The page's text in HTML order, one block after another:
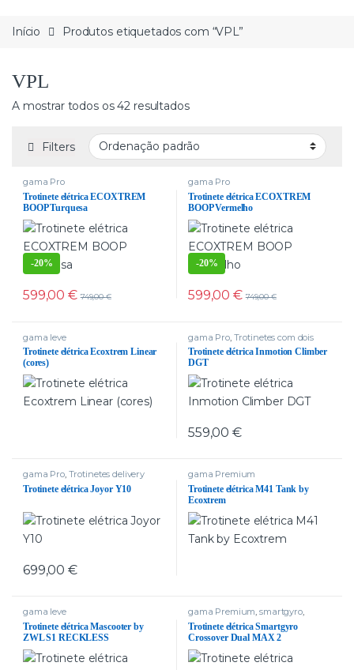
Início Produtos etiquetados com “VPL”
VPL
A mostrar todos os 42 resultados
Filters
gama Pro
Trotinete elétrica ECOXTREM
BOOP Turquesa
-20%
599,00€ 749,00€
gama Pro
Trotinete elétrica ECOXTREM
BOOP Vermelho
-20%
599,00€ 749,00€
gama leve
Trotinete elétrica Ecoxtrem Linear
(cores)
gama Pro, Trotinetes com dois
motores
Trotinete elétrica Inmotion Climber
DGT
559,00€
gama Pro, Trotinetes delivery
Trotinete elétrica Joyor Y10
699,00€
gama Premium
Trotinete elétrica M41 Tank by
Ecoxtrem
gama leve
Trotinete elétrica Mascooter by
ZWL S1 RECKLESS
gama Premium,smartgyro,
Trotinetes com dois motores
Trotinete elétrica Smartgyro
Crossover Dual MAX 2